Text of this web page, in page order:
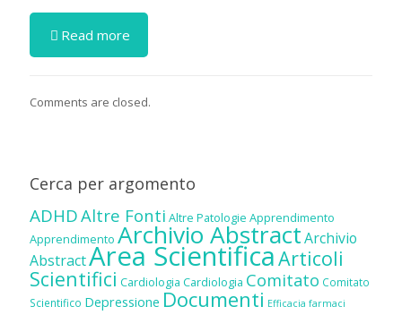
Read more
Comments are closed.
Cerca per argomento
ADHDAltre Fonti Altre Patologie Apprendimento
Apprendimento Archivio AbstractArchivio
AbstractArea ScientificaArticoli
Scientifici Cardiologia Cardiologia Comitato Comitato
Scientifico Depressione Documenti Efficacia farmaci